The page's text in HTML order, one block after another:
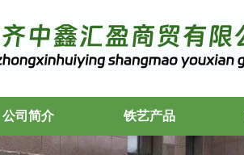
公司简介 铁艺产品